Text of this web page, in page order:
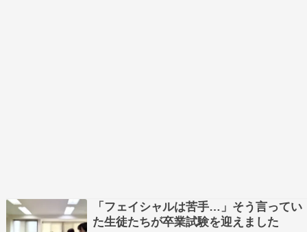
「フェイシャルは苦手…」そう言ってい
た生徒たちが卒業試験を迎えました